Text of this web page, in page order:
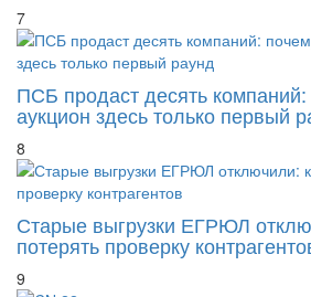
7
ПСБ продаст десять
аукцион здесь только первый
8
Старые выгрузки ЕГРЮЛ
потерять проверку
9